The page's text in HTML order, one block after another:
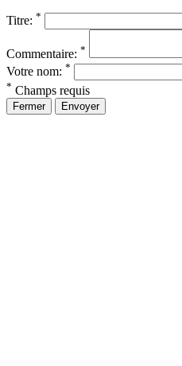
Titre: *
Commentaire: *
Votre nom: *
* Champs requis
Fermer Envoyer